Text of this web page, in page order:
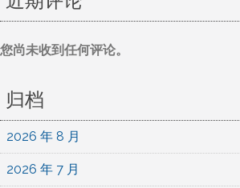
您尚未收到任何评论。
归档
2026 年 8 月
2026 年 7 月